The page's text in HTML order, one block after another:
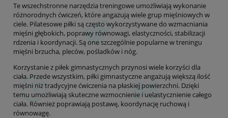
Te wszechstronne narzędzia treningowe umożliwiają wykonanie
różnorodnych ćwiczeń, które angażują wiele grup mięśniowych w
ciele. Pilatesowe piłki są często wykorzystywane do wzmacniania
mięśni głębokich, poprawy równowagi, elastyczności, stabilizacji
rdzenia i koordynacji. Są one szczególnie popularne w treningu
mięśni brzucha, pleców, pośladków i nóg.
Korzystanie z piłek gimnastycznych przynosi wiele korzyści dla
ciała. Przede wszystkim, piłki gimnastyczne angażują większą ilość
mięśni niż tradycyjne ćwiczenia na płaskiej powierzchni. Dzięki
temu umożliwiają skuteczne wzmocnienie i uelastycznienie całego
ciała. Również poprawiają postawę, koordynację ruchową i
równowagę.